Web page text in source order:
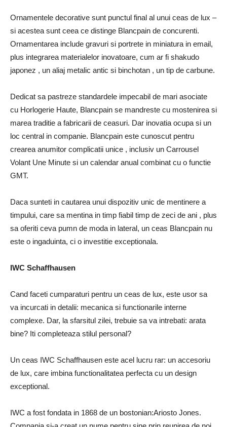
Ornamentele decorative sunt punctul final al unui ceas de lux –
si acestea sunt ceea ce distinge Blancpain de concurenti.
Ornamentarea include gravuri si portrete in miniatura in email,
plus integrarea materialelor inovatoare, cum ar fi shakudo
japonez , un aliaj metalic antic si binchotan , un tip de carbune.
Dedicat sa pastreze standardele impecabil de mari asociate
cu Horlogerie Haute, Blancpain se mandreste cu mostenirea si
marea traditie a fabricarii de ceasuri. Dar inovatia ocupa si un
loc central in companie. Blancpain este cunoscut pentru
crearea anumitor complicatii unice , inclusiv un Carrousel
Volant Une Minute si un calendar anual combinat cu o functie
GMT.
Daca sunteti in cautarea unui dispozitiv unic de mentinere a
timpului, care sa mentina in timp fiabil timp de zeci de ani , plus
sa oferiti ceva pumn de moda in lateral, un ceas Blancpain nu
este o ingaduinta, ci o investitie exceptionala.
IWC Schaffhausen
Cand faceti cumparaturi pentru un ceas de lux, este usor sa
va incurcati in detalii: mecanica si functionarile interne
complexe. Dar, la sfarsitul zilei, trebuie sa va intrebati: arata
bine? Iti completeaza stilul personal?
Un ceas IWC Schaffhausen este acel lucru rar: un accesoriu
de lux, care imbina functionalitatea perfecta cu un design
exceptional.
IWC a fost fondata in 1868 de un bostonian:Ariosto Jones.